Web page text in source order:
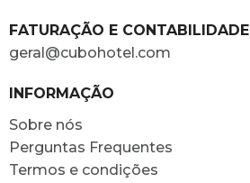
FATURAÇÃO E CONTABILIDADE
geral@cubohotel.com
INFORMAÇÃO
Sobre nós
Perguntas Frequentes
Termos e condições